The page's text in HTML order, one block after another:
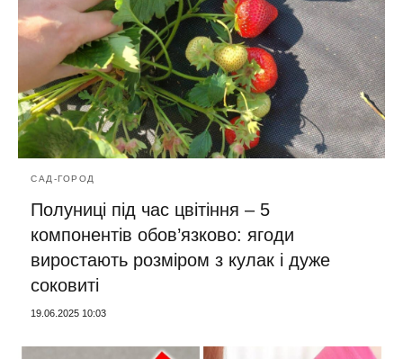
САД-ГОРОД
Полуниці під час цвітіння – 5
компонентів обов’язково: ягоди
виростають розміром з кулак і дуже
соковиті
19.06.2025 10:03